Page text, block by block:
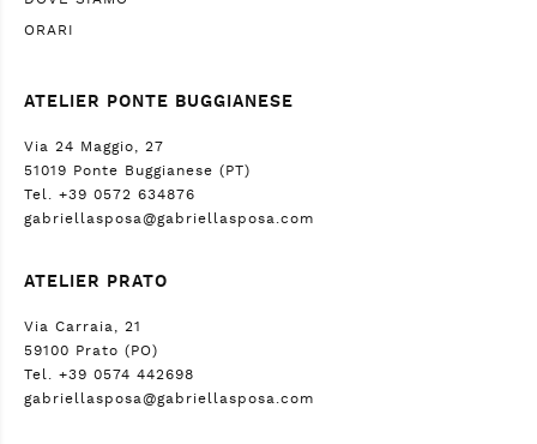
ORARI
ATELIER PONTE BUGGIANESE
Via 24 Maggio, 27
51019 Ponte Buggianese (PT)
Tel. +39 0572 634876
gabriellasposa@gabriellasposa.com
ATELIER PRATO
Via Carraia, 21
59100 Prato (PO)
Tel. +39 0574 442698
gabriellasposa@gabriellasposa.com